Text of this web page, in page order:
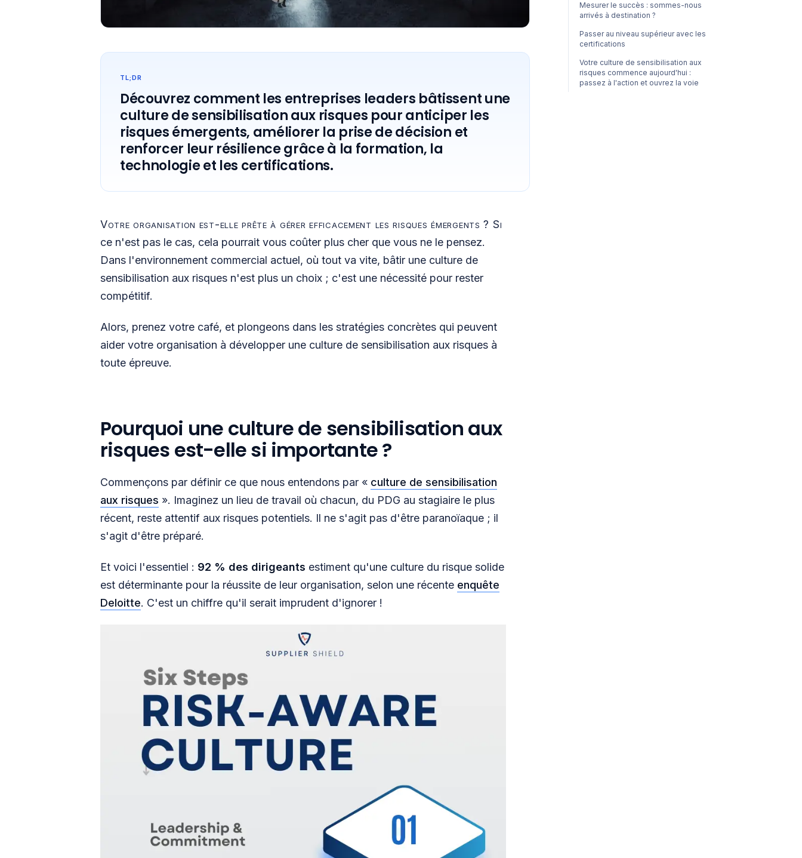
TL;DR
Découvrez comment les entreprises leaders bâtissent une
culture de sensibilisation aux risques pour anticiper les
risques émergents, améliorer la prise de décision et
renforcer leur résilience grâce à la formation, la
technologie et les certifications.
Votre organisation est-elle prête à gérer efficacement les risques émergents ? Si
ce n'est pas le cas, cela pourrait vous coûter plus cher que vous ne le pensez.
Dans l'environnement commercial actuel, où tout va vite, bâtir une culture de
sensibilisation aux risques n'est plus un choix ; c'est une nécessité pour rester
compétitif.
Alors, prenez votre café, et plongeons dans les stratégies concrètes qui peuvent
aider votre organisation à développer une culture de sensibilisation aux risques à
toute épreuve.
Pourquoi une culture de sensibilisation aux
risques est-elle si importante ?
Commençons par définir ce que nous entendons par « culture de sensibilisation
aux risques ». Imaginez un lieu de travail où chacun, du PDG au stagiaire le plus
récent, reste attentif aux risques potentiels. Il ne s'agit pas d'être paranoïaque ; il
s'agit d'être préparé.
Et voici l'essentiel : 92 % des dirigeants estiment qu'une culture du risque solide
est déterminante pour la réussite de leur organisation, selon une récente enquête
Deloitte. C'est un chiffre qu'il serait imprudent d'ignorer !
Mesurer le succès : sommes-nous
arrivés à destination ?
Passer au niveau supérieur avec les
certifications
Votre culture de sensibilisation aux
risques commence aujourd'hui :
passez à l'action et ouvrez la voie